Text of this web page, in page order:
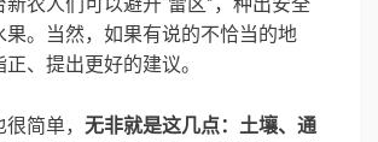
果。当然，如果有说的不恰当的地
、提出更好的建议。
简单， 无非就是这几点：土壤、通